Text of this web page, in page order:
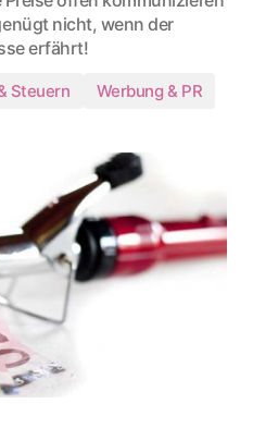
nicht, wenn der
erfährt!
Steuern Werbung & PR